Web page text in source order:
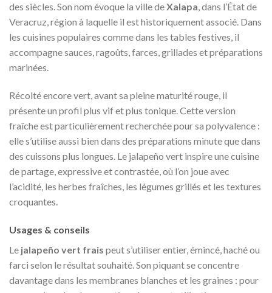
des siècles. Son nom évoque la ville deXalapa, dans l’État de
Veracruz, région à laquelle il est historiquement associé. Dans
les cuisines populaires comme dans les tables festives, il
accompagne sauces, ragoûts, farces, grillades et préparations
marinées.
Récolté encore vert, avant sa pleine maturité rouge, il
présente un profil plus vif et plus tonique. Cette version
fraîche est particulièrement recherchée pour sa polyvalence :
elle s’utilise aussi bien dans des préparations minute que dans
des cuissons plus longues. Le jalapeño vert inspire une cuisine
de partage, expressive et contrastée, où l’on joue avec
l’acidité, les herbes fraîches, les légumes grillés et les textures
croquantes.
Usages & conseils
Le jalapeño vert frais peut s’utiliser entier, émincé, haché ou
farci selon le résultat souhaité. Son piquant se concentre
davantage dans les membranes blanches et les graines : pour